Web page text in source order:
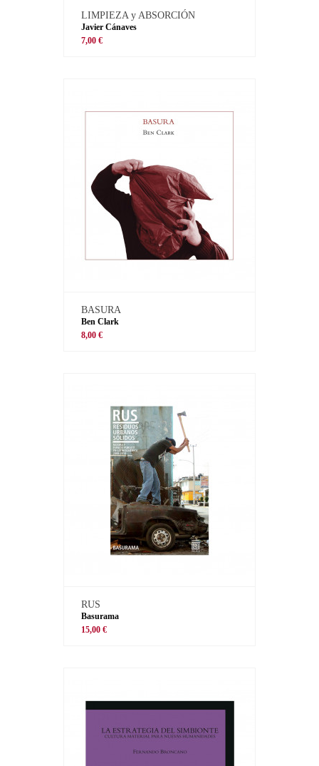
LIMPIEZA y ABSORCIÓN
Javier Cánaves
7,00 €
BASURA
Ben Clark
8,00 €
RUS
Basurama
15,00 €